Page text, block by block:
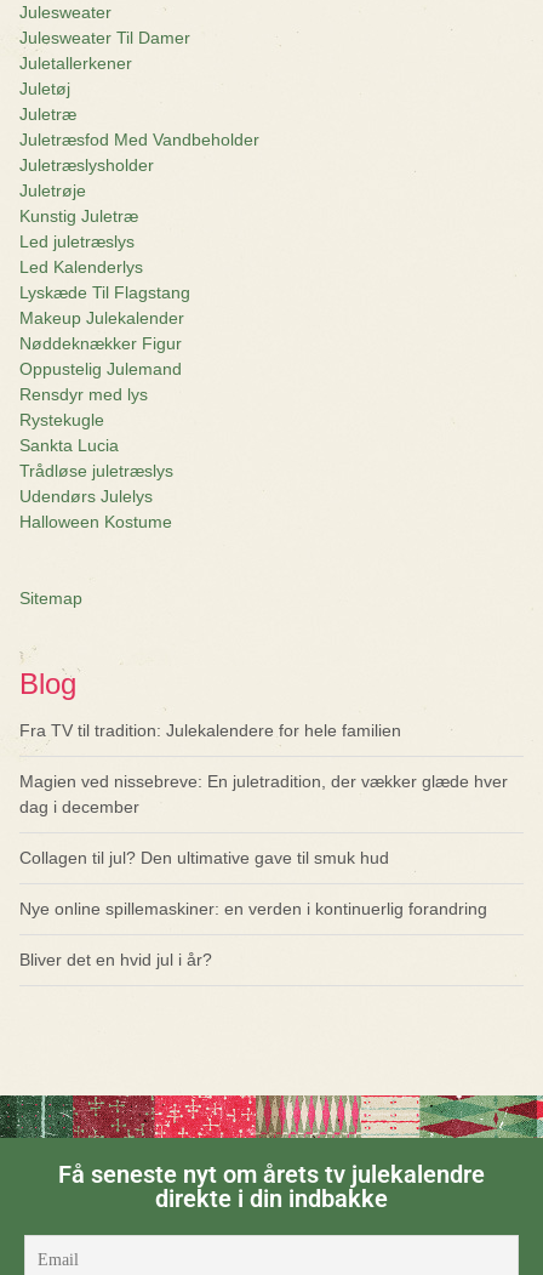
Julesweater
Julesweater Til Damer
Juletallerkener
Juletøj
Juletræ
Juletræsfod Med Vandbeholder
Juletræslysholder
Juletrøje
Kunstig Juletræ
Led juletræslys
Led Kalenderlys
Lyskæde Til Flagstang
Makeup Julekalender
Nøddeknækker Figur
Oppustelig Julemand
Rensdyr med lys
Rystekugle
Sankta Lucia
Trådløse juletræslys
Udendørs Julelys
Halloween Kostume
Sitemap
Blog
Fra TV til tradition: Julekalendere for hele familien
Magien ved nissebreve: En juletradition, der vækker glæde hver
dag i december
Collagen til jul? Den ultimative gave til smuk hud
Nye online spillemaskiner: en verden i kontinuerlig forandring
Bliver det en hvid jul i år?
Få seneste nyt om årets tv julekalendre
direkte i din indbakke